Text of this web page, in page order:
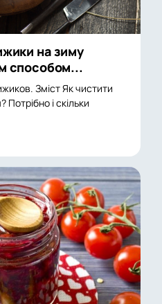
на зиму
способом...
Зміст Як чистити
і скільки